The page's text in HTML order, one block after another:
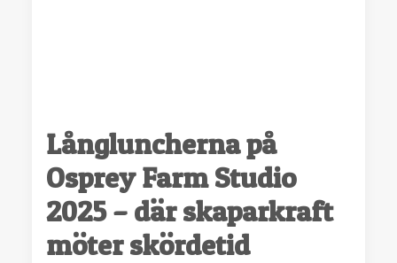
Långluncherna på
Osprey Farm Studio
2025 – där skaparkraft
möter skördetid